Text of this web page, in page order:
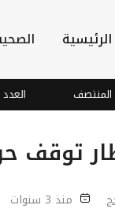
الرئيسية
العدد 1027 من صحيفة المنتصف
توقف
منذ 3 سنوات